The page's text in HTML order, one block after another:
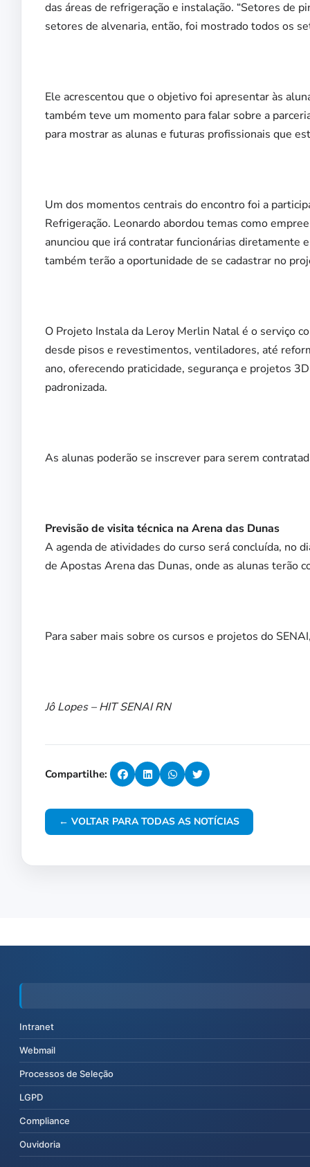
das áreas de refrigeração e instalação. “Setores de
setores de alvenaria, então, foi mostrado todos os
Ele acrescentou que o objetivo foi apresentar às
também teve um momento para falar sobre a
para mostrar as alunas e futuras profissionais que
Um dos momentos centrais do encontro foi a
Refrigeração. Leonardo abordou temas como
anunciou que irá contratar funcionárias diretamente
também terão a oportunidade de se cadastrar no
O Projeto Instala da Leroy Merlin Natal é o serviço
desde pisos e revestimentos, ventiladores, até
ano, oferecendo praticidade, segurança e projetos
padronizada.
As alunas poderão se inscrever para serem
Previsão de visita técnica na Arena das Dunas
A agenda de atividades do curso será concluída, no
de Apostas Arena das Dunas, onde as alunas terão
Para saber mais sobre os cursos e projetos do
Jô Lopes – HIT SENAI RN
Compartilhe:
← VOLTAR PARA TODAS AS NOTÍCIAS
Intranet
Webmail
Processos de Seleção
LGPD
Compliance
Ouvidoria